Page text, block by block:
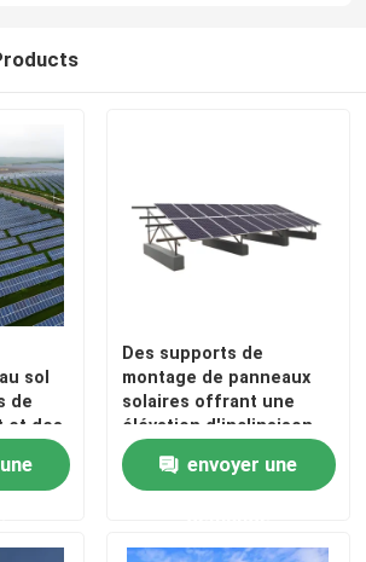
citation
de panneau solaire
solaire
sol
de
et des
pour
Des supports de
montage de panneaux
solaires offrant une
élévation d'inclinaison
fixe et réglable avec une
conception pré-
modules
envoyer une